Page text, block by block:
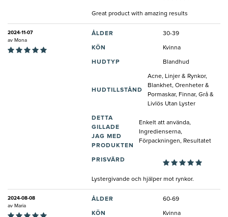
Great product with amazing results
2024-11-07
av Mona
ÅLDER 30-39
KÖN Kvinna
HUDTYP Blandhud
HUDTILLSTÅND
Acne, Linjer & Rynkor,
Blankhet, Orenheter &
Pormaskar, Finnar, Grå &
Livlös Utan Lyster
DETTA
GILLADE
JAG MED
PRODUKTEN
Enkelt att använda,
Ingredienserna,
Förpackningen, Resultatet
PRISVÄRD
Lystergivande och hjälper mot rynkor.
2024-08-08
av Maria
ÅLDER 60-69
KÖN Kvinna